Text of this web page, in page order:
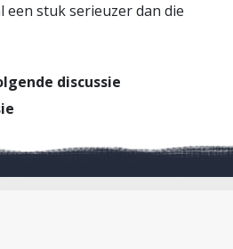
een stuk serieuzer dan die
discussie